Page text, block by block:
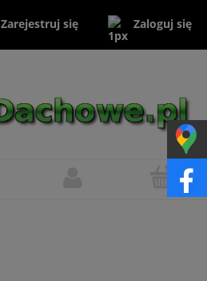
Zarejestruj się Zaloguj się